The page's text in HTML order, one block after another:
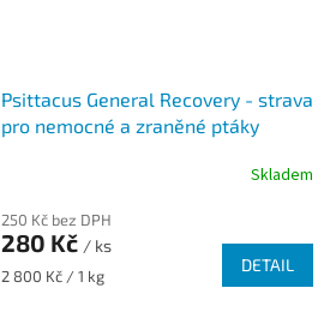
Psittacus General Recovery - strava
pro nemocné a zraněné ptáky
Skladem
250 Kč bez DPH
280 Kč / ks
Měrná
2 800 Kč / 1 kg
DETAIL